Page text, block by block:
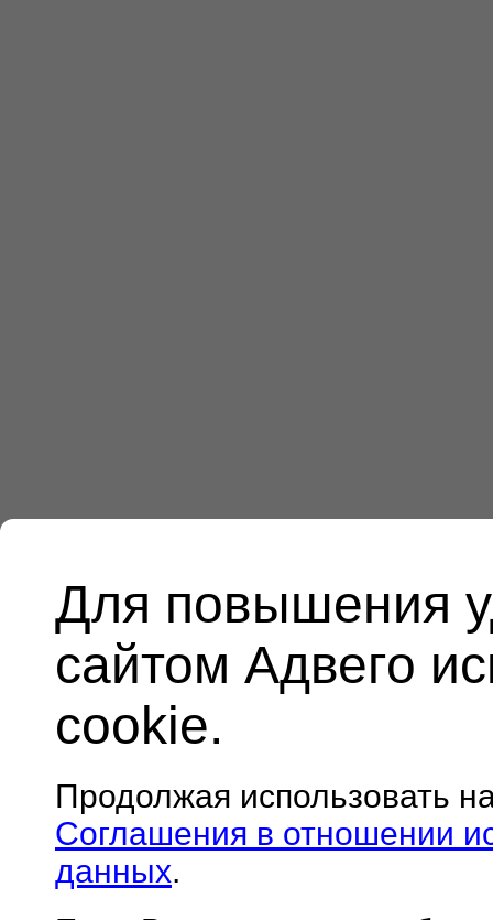
Для повышения
сайтом Адвего
cookie.
Продолжая использовать
Соглашения в отношении
данных.